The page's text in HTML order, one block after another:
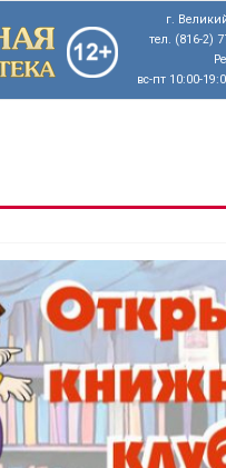
г.
тел. (816-2)
вс-пт 10:00-